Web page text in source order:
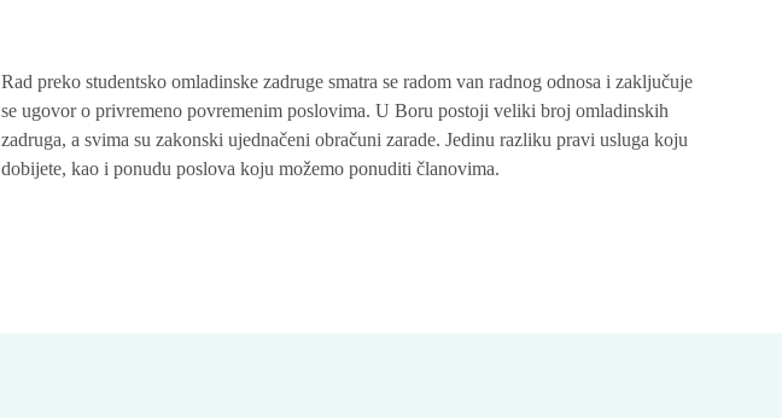
Rad preko studentsko omladinske zadruge smatra se radom van radnog odnosa i zaključuje
se ugovor o privremeno povremenim poslovima. U Boru postoji veliki broj omladinskih
zadruga, a svima su zakonski ujednačeni obračuni zarade. Jedinu razliku pravi usluga koju
dobijete, kao i ponudu poslova koju možemo ponuditi članovima.